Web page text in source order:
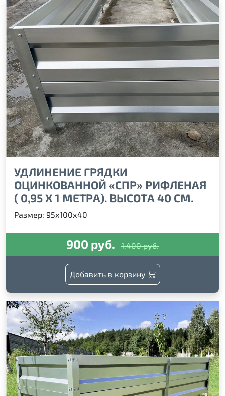
УДЛИНЕНИЕ ГРЯДКИ
ОЦИНКОВАННОЙ «СПР» РИФЛЕНАЯ
( 0,95 Х 1 МЕТРА). ВЫСОТА 40 СМ.
Размер: 95х100х40
900 руб. 1,400 руб.
Добавить в корзину